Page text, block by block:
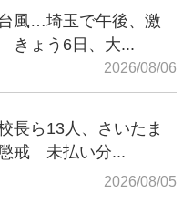
風…埼玉で午後、激
きょう6日、大...
2026/08/06
長ら13人、さいたま
戒 未払い分...
2026/08/05